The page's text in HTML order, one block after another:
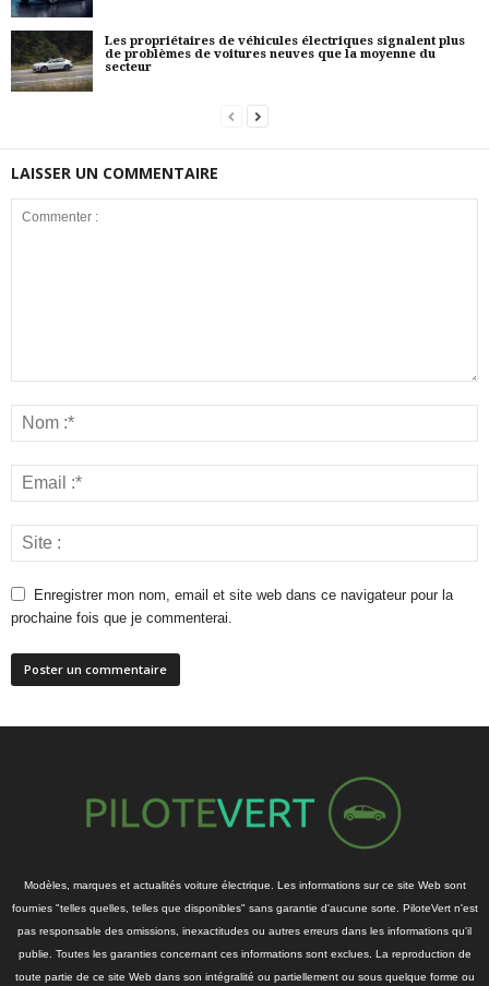
Les propriétaires de véhicules électriques signalent plus
de problèmes de voitures neuves que la moyenne du
secteur
LAISSER UN COMMENTAIRE
Enregistrer mon nom, email et site web dans ce navigateur pour la
prochaine fois que je commenterai.
Modèles, marques et actualités voiture électrique. Les informations sur ce site Web sont
fournies "telles quelles, telles que disponibles" sans garantie d'aucune sorte. PiloteVert n'est
pas responsable des omissions, inexactitudes ou autres erreurs dans les informations qu'il
publie. Toutes les garanties concernant ces informations sont exclues. La reproduction de
toute partie de ce site Web dans son intégralité ou partiellement ou sous quelque forme ou